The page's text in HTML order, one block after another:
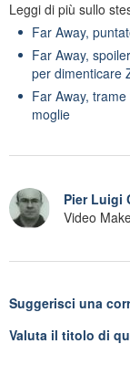
Leggi di più sullo
Far Away,
Far Away,
per dimenticare
Far Away,
moglie
Pier Luigi
Video
Suggerisci una
Valuta il titolo di